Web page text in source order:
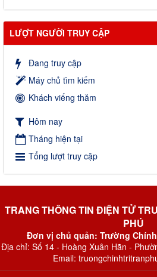
LƯỢT NGƯỜI TRUY CẬP
Đang truy cập
Máy chủ tìm kiếm
Khách viếng thăm
Hôm nay
Tháng hiện tại
Tổng lượt truy cập
TRANG THÔNG TIN ĐIỆN TỬ
PHÚ
Đơn vị chủ quản: Trường
Địa chỉ: Số 14 - Hoàng Xuân Hãn -
Email: